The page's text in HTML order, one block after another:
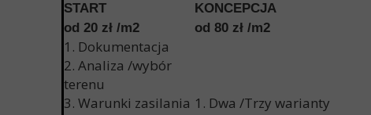
START KONCEPCJA
od 20 zł /m2
od 80 zł /m2
1. Dokumentacja
2. Analiza /wybór
terenu
3. Warunki zasilania 1. Dwa /Trzy warianty